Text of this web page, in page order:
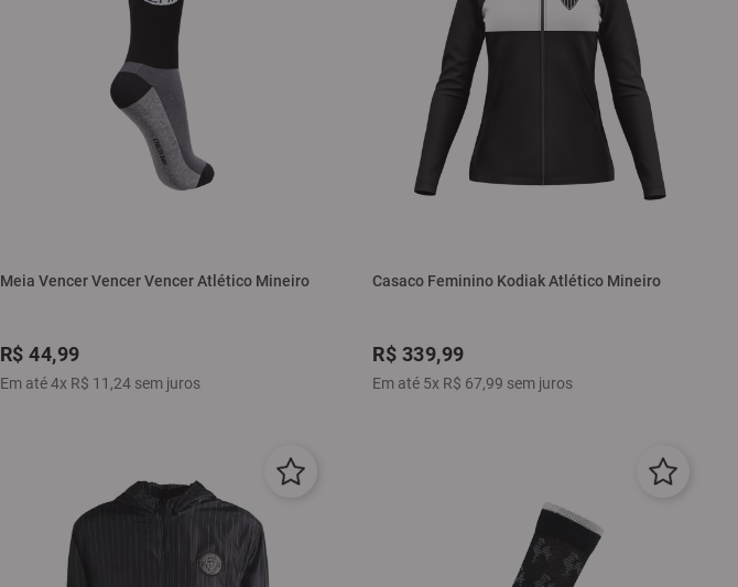
Meia Vencer Vencer Vencer Atlético Mineiro
R$ 44,99
Em até4x R$ 11 ,24sem juros
Casaco Feminino Kodiak Atlético Mineiro
R$ 339,99
Em até 5x R$ 67,99 sem juros